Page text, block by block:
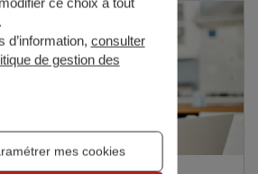
ce choix à tout
d’information, consulter
de gestion des
mes cookies